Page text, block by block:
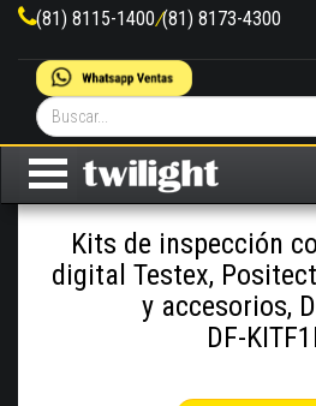
(81) 8115-1400/(81) 8173-4300
Kits de inspección
digital Testex,
y accesorios,
DF-